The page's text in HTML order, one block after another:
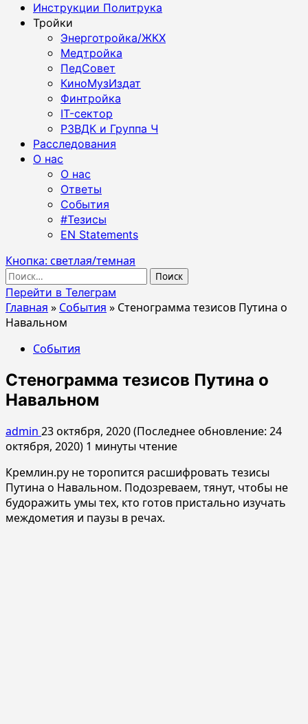
Инструкции Политрука
Тройки
Энерготройка/ЖКХ
Медтройка
ПедСовет
КиноМузИздат
Финтройка
IT-сектор
РЗВДК и Группа Ч
Расследования
О нас
О нас
Ответы
События
#Тезисы
EN Statements
Кнопка: светлая/темная
Найти:
Перейти в Телеграм
Главная » События » Стенограмма тезисов Путина о
Навальном
События
Стенограмма тезисов Путина о
Навальном
admin 23 октября, 2020 (Последнее обновление: 24
октября, 2020) 1 минуты чтение
Кремлин.ру не торопится расшифровать тезисы
Путина о Навальном. Подозреваем, тянут, чтобы не
будоражить умы тех, кто готов пристально изучать
междометия и паузы в речах.